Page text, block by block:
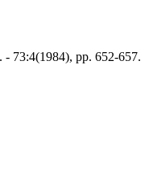
73:4(1984), pp. 652-657.